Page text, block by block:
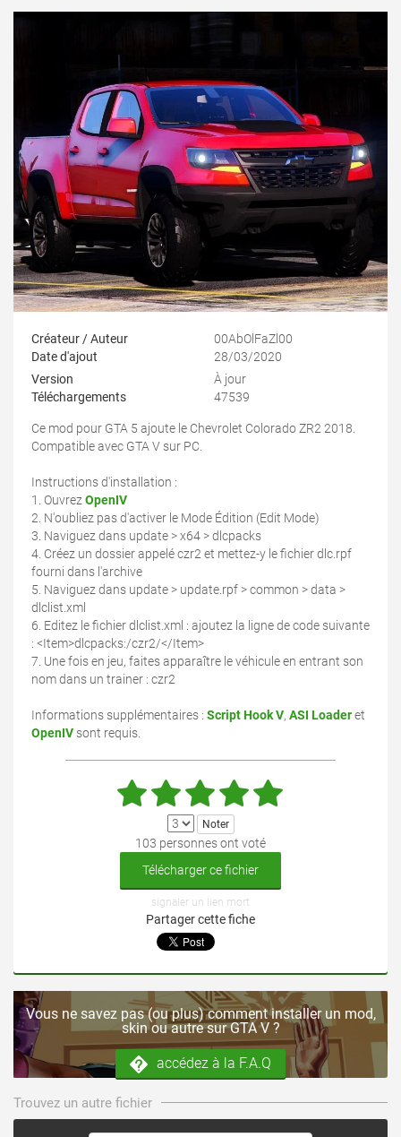
Créateur / Auteur
00AbOlFaZl00
Date d'ajout
28/03/2020
Version
À jour
Téléchargements
47539
Ce mod pour GTA 5 ajoute le Chevrolet Colorado ZR2 2018.
Compatible avec GTA V sur PC.
Instructions d'installation :
1. Ouvrez OpenIV
2. N'oubliez pas d'activer le Mode Édition (Edit Mode)
3. Naviguez dans update > x64 > dlcpacks
4. Créez un dossier appelé czr2 et mettez-y le fichier dlc.rpf
fourni dans l'archive
5. Naviguez dans update > update.rpf > common > data >
dlclist.xml
6. Editez le fichier dlclist.xml : ajoutez la ligne de code suivante
: <Item>dlcpacks:/czr2/</Item>
7. Une fois en jeu, faites apparaître le véhicule en entrant son
nom dans un trainer : czr2
Informations supplémentaires : Script Hook V, ASI Loaderet
OpenIV sont requis.
103 personnes ont voté
Télécharger ce fichier
signaler un lien mort
Partager cette fiche
Vous ne savez pas (ou plus) comment installer un mod,
skin ou autre sur GTA V ?
accédez à la F.A.Q
Trouvez un autre fichier